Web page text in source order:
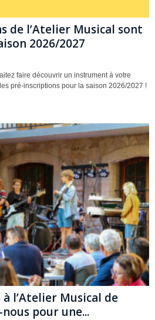
de l’Atelier Musical sont
2026/2027
faire découvrir un instrument à votre
pré-inscriptions pour la saison 2026/2027 !
l’Atelier Musical de
pour une...